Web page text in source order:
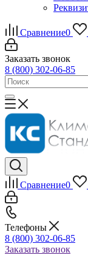
Сравнение0
Заказать звонок
8 (800) 302-06-85
Сравнение0
Телефоны
8 (800) 302-06-85
Заказать звонок